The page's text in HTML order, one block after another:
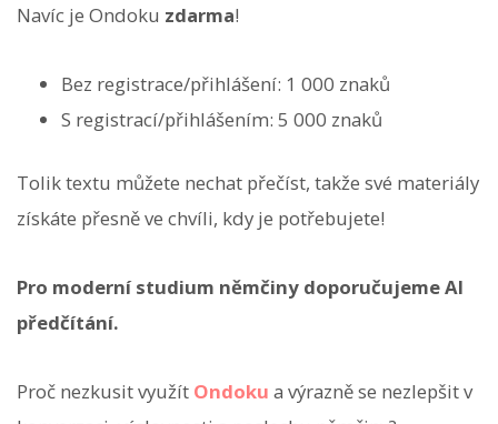
Navíc je Ondoku zdarma!
Bez registrace/přihlášení: 1 000 znaků
S registrací/přihlášením: 5 000 znaků
Tolik textu můžete nechat přečíst, takže své materiály
získáte přesně ve chvíli, kdy je potřebujete!
Pro moderní studium němčiny doporučujeme AI
předčítání.
Proč nezkusit využít Ondoku a výrazně se nezlepšit v